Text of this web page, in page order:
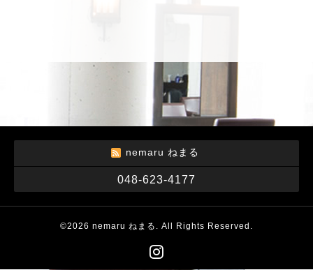
nemaru ねまる
048-623-4177
©2026 nemaru ねまる . All Rights Reserved.